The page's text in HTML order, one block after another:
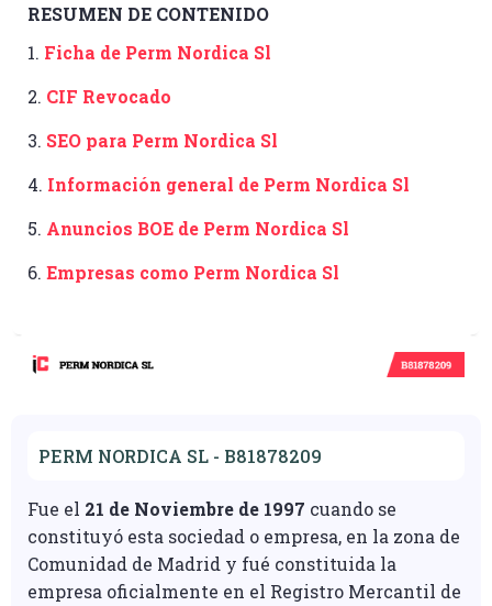
RESUMEN DE CONTENIDO
1. Ficha de Perm Nordica Sl
2. CIF Revocado
3. SEO para Perm Nordica Sl
4. Información general de Perm Nordica Sl
5. Anuncios BOE de Perm Nordica Sl
6. Empresas como Perm Nordica Sl
PERM NORDICA SL - B81878209
Fue el 21 de Noviembre de 1997 cuando se
constituyó esta sociedad o empresa, en la zona de
Comunidad de Madrid y fué constituida la
empresa oficialmente en el Registro Mercantil de